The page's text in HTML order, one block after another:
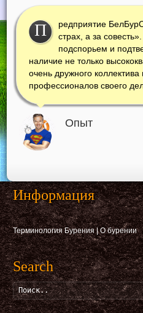
П
редприятие
страх, а за
подспорьем и
наличие не только
очень дружного
профессионалов своего
Опыт
Информация
Терминология Бурения|О бурении
Search